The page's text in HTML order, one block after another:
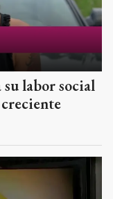
labor social